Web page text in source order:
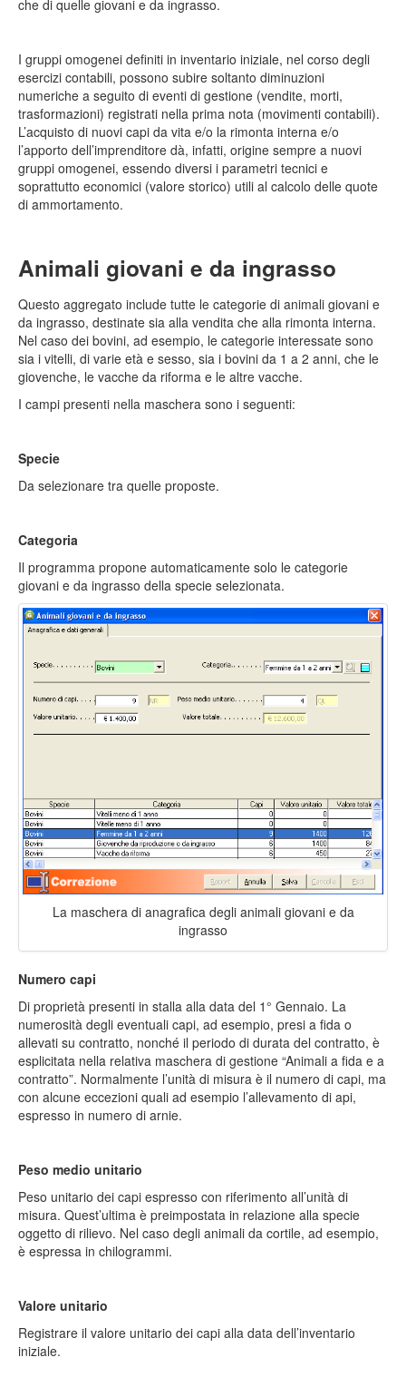
che di quelle giovani e da ingrasso.
I gruppi omogenei definiti in inventario iniziale, nel corso degli
esercizi contabili, possono subire soltanto diminuzioni
numeriche a seguito di eventi di gestione (vendite, morti,
trasformazioni) registrati nella prima nota (movimenti contabili).
L’acquisto di nuovi capi da vita e/o la rimonta interna e/o
l’apporto dell’imprenditore dà, infatti, origine sempre a nuovi
gruppi omogenei, essendo diversi i parametri tecnici e
soprattutto economici (valore storico) utili al calcolo delle quote
di ammortamento.
Animali giovani e da ingrasso
Questo aggregato include tutte le categorie di animali giovani e
da ingrasso, destinate sia alla vendita che alla rimonta interna.
Nel caso dei bovini, ad esempio, le categorie interessate sono
sia i vitelli, di varie età e sesso, sia i bovini da 1 a 2 anni, che le
giovenche, le vacche da riforma e le altre vacche.
I campi presenti nella maschera sono i seguenti:
Specie
Da selezionare tra quelle proposte.
Categoria
Il programma propone automaticamente solo le categorie
giovani e da ingrasso della specie selezionata.
La maschera di anagrafica degli animali giovani e da
ingrasso
Numero capi
Di proprietà presenti in stalla alla data del 1° Gennaio. La
numerosità degli eventuali capi, ad esempio, presi a fida o
allevati su contratto, nonché il periodo di durata del contratto, è
esplicitata nella relativa maschera di gestione “Animali a fida e a
contratto”. Normalmente l’unità di misura è il numero di capi, ma
con alcune eccezioni quali ad esempio l’allevamento di api,
espresso in numero di arnie.
Peso medio unitario
Peso unitario dei capi espresso con riferimento all’unità di
misura. Quest’ultima è preimpostata in relazione alla specie
oggetto di rilievo. Nel caso degli animali da cortile, ad esempio,
è espressa in chilogrammi.
Valore unitario
Registrare il valore unitario dei capi alla data dell’inventario
iniziale.